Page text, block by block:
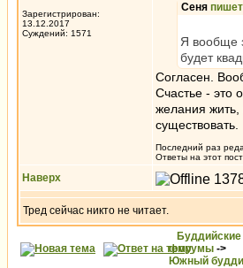
Зарегистрирован:
13.12.2017
Суждений: 1571
Сеня пишет
Я вообще
будет
Согласен.
Счастье - это
желания жить,
существовать.
Последний раз
Ответы на этот
Наверх
Тред сейчас никто не читает.
Буддийские
форумы ->
Южный